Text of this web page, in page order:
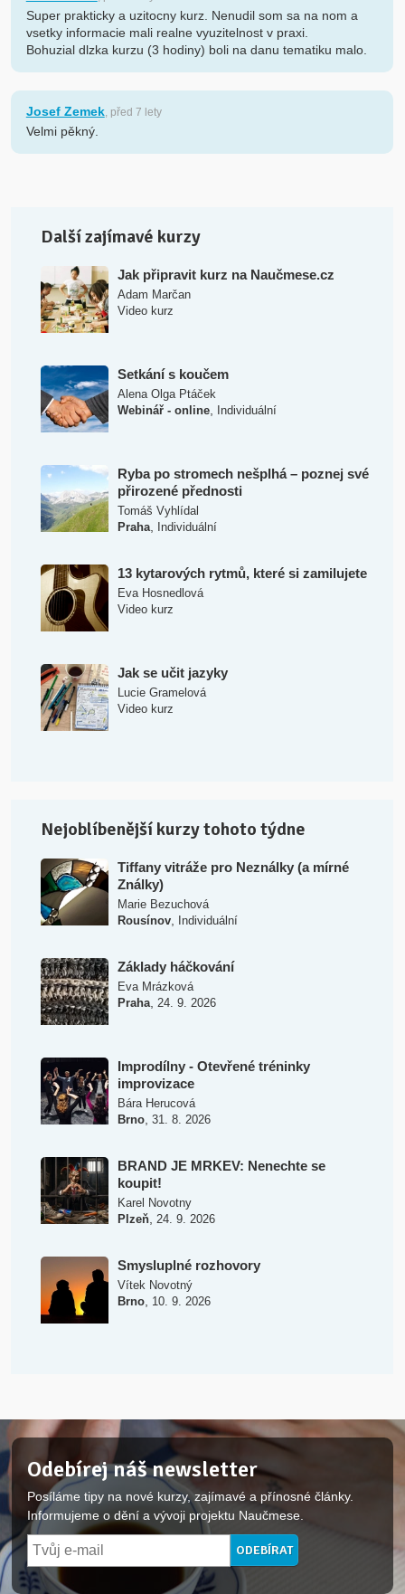
Super prakticky a uzitocny kurz. Nenudil som sa na nom a
vsetky informacie mali realne vyuzitelnost v praxi.
Bohuzial dlzka kurzu (3 hodiny) boli na danu tematiku malo.
Josef Zemek, před 7 lety
Velmi pěkný.
Další zajímavé kurzy
Jak připravit kurz na Naučmese.cz
Adam Marčan
Video kurz
Setkání s koučem
Alena Olga Ptáček
Webinář - online, Individuální
Ryba po stromech nešplhá – poznej své
přirozené přednosti
Tomáš Vyhlídal
Praha, Individuální
13 kytarových rytmů, které si zamilujete
Eva Hosnedlová
Video kurz
Jak se učit jazyky
Lucie Gramelová
Video kurz
Nejoblíbenější kurzy tohoto týdne
Tiffany vitráže pro Neználky (a mírné
Ználky)
Marie Bezuchová
Rousínov, Individuální
Základy háčkování
Eva Mrázková
Praha, 24. 9. 2026
Improdílny - Otevřené tréninky
improvizace
Bára Herucová
Brno, 31. 8. 2026
BRAND JE MRKEV: Nenechte se
koupit!
Karel Novotny
Plzeň, 24. 9. 2026
Smysluplné rozhovory
Vítek Novotný
Brno, 10. 9. 2026
Odebírej náš newsletter
Posíláme tipy na nové kurzy, zajímavé a přínosné články.
Informujeme o dění a vývoji projektu Naučmese.